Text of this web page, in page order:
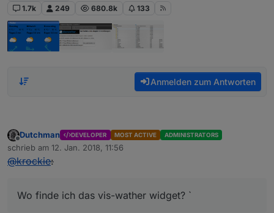
1.7k
249 680.8k 133
Anmelden zum Antworten
Offline
Dutchman DEVELOPER MOST ACTIVE ADMINISTRATORS
schrieb am 12. Jan. 2018, 11:56
zuletzt editiert von
@krockie:
Wo finde ich das vis-wather widget? `